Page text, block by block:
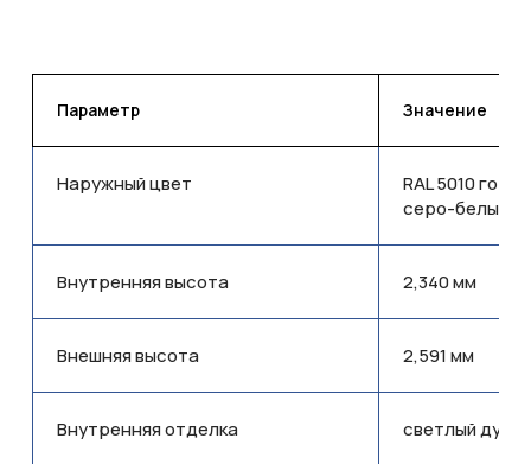
Параметр Значение
Наружный цвет
RAL 5010
серо-белый
Внутренняя высота 2,340 мм
Внешняя высота 2,591 мм
Внутренняя отделка светлый дуб